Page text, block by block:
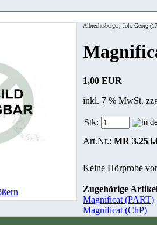
Albrechtsberger, Joh. Georg
1,00 EUR
inkl. 7 % MwSt.
Stk:
Art.Nr.: MR
Keine Hörprobe
Zugehörige
Magnificat (PART)
Magnificat (ChP)